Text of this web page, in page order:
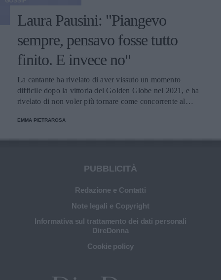
Laura Pausini: "Piangevo
sempre, pensavo fosse tutto
finito. E invece no"
La cantante ha rivelato di aver vissuto un momento
difficile dopo la vittoria del Golden Globe nel 2021, e ha
rivelato di non voler più tornare come concorrente al
EMMA PIETRAROSA
PUBBLICITÀ
Redazione e Contatti
Note legali e Copyright
Informativa sul trattamento dei dati personali
DireDonna
Cookie policy